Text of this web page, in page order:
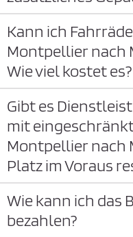
Kann ich
Montpellier nach
Wie viel kostet es?
Gibt es
mit
Montpellier nach
Platz im Voraus
Wie kann ich das
bezahlen?